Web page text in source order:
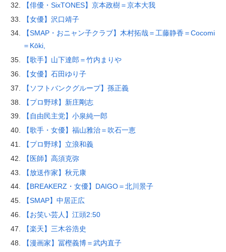
【俳優・SixTONES】京本政樹＝京本大我
【女優】沢口靖子
【SMAP・おニャン子クラブ】木村拓哉＝工藤静香＝Cocomi
＝Kōki,
【歌手】山下達郎＝竹内まりや
【女優】石田ゆり子
【ソフトバンクグループ】孫正義
【プロ野球】新庄剛志
【自由民主党】小泉純一郎
【歌手・女優】福山雅治＝吹石一恵
【プロ野球】立浪和義
【医師】高須克弥
【放送作家】秋元康
【BREAKERZ・女優】DAIGO＝北川景子
【SMAP】中居正広
【お笑い芸人】江頭2:50
【楽天】三木谷浩史
【漫画家】冨樫義博＝武内直子